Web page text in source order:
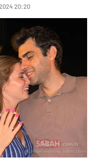
20:20